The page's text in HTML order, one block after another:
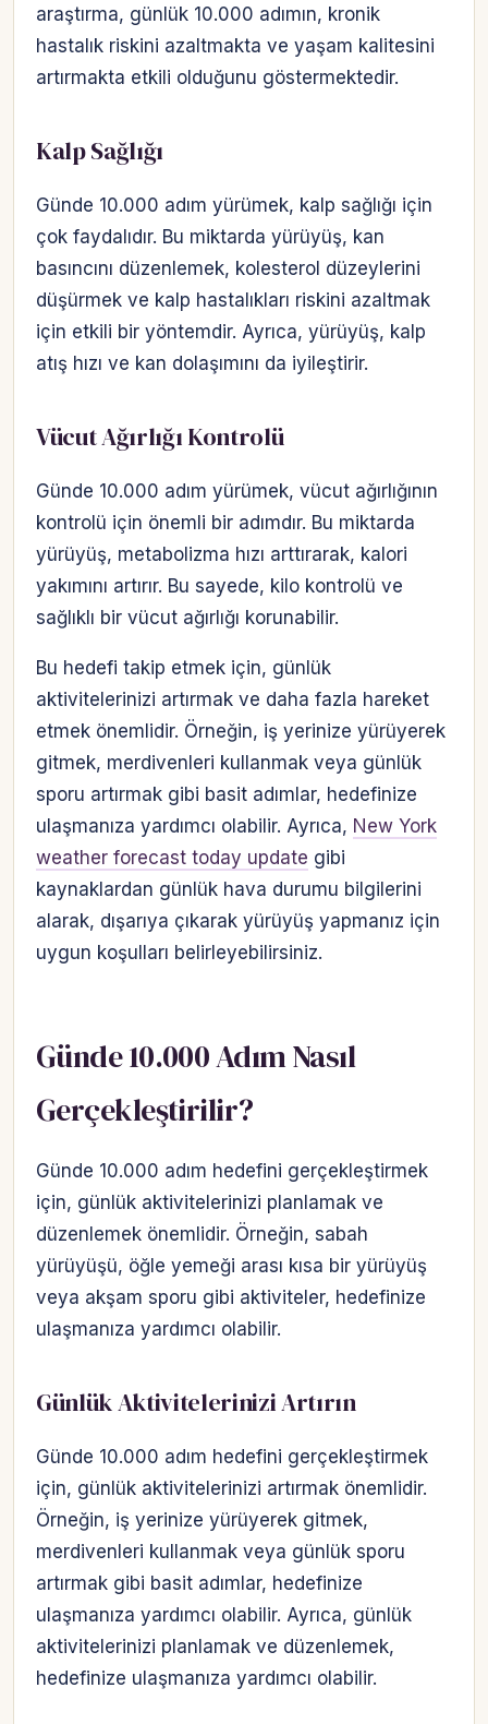
araştırma, günlük 10.000 adımın, kronik
hastalık riskini azaltmakta ve yaşam kalitesini
artırmakta etkili olduğunu göstermektedir.
Kalp Sağlığı
Günde 10.000 adım yürümek, kalp sağlığı için
çok faydalıdır. Bu miktarda yürüyüş, kan
basıncını düzenlemek, kolesterol düzeylerini
düşürmek ve kalp hastalıkları riskini azaltmak
için etkili bir yöntemdir. Ayrıca, yürüyüş, kalp
atış hızı ve kan dolaşımını da iyileştirir.
Vücut Ağırlığı Kontrolü
Günde 10.000 adım yürümek, vücut ağırlığının
kontrolü için önemli bir adımdır. Bu miktarda
yürüyüş, metabolizma hızı arttırarak, kalori
yakımını artırır. Bu sayede, kilo kontrolü ve
sağlıklı bir vücut ağırlığı korunabilir.
Bu hedefi takip etmek için, günlük
aktivitelerinizi artırmak ve daha fazla hareket
etmek önemlidir. Örneğin, iş yerinize yürüyerek
gitmek, merdivenleri kullanmak veya günlük
sporu artırmak gibi basit adımlar, hedefinize
ulaşmanıza yardımcı olabilir. Ayrıca, New York
weather forecast today update gibi
kaynaklardan günlük hava durumu bilgilerini
alarak, dışarıya çıkarak yürüyüş yapmanız için
uygun koşulları belirleyebilirsiniz.
Günde 10.000 Adım Nasıl
Gerçekleştirilir?
Günde 10.000 adım hedefini gerçekleştirmek
için, günlük aktivitelerinizi planlamak ve
düzenlemek önemlidir. Örneğin, sabah
yürüyüşü, öğle yemeği arası kısa bir yürüyüş
veya akşam sporu gibi aktiviteler, hedefinize
ulaşmanıza yardımcı olabilir.
Günlük Aktivitelerinizi Artırın
Günde 10.000 adım hedefini gerçekleştirmek
için, günlük aktivitelerinizi artırmak önemlidir.
Örneğin, iş yerinize yürüyerek gitmek,
merdivenleri kullanmak veya günlük sporu
artırmak gibi basit adımlar, hedefinize
ulaşmanıza yardımcı olabilir. Ayrıca, günlük
aktivitelerinizi planlamak ve düzenlemek,
hedefinize ulaşmanıza yardımcı olabilir.